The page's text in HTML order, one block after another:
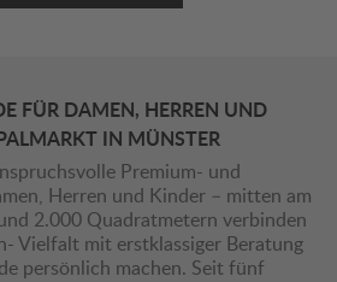
FÜR DAMEN, HERREN UND
IN MÜNSTER
Premium- und
Herren und Kinder – mitten am
2.000 Quadratmetern verbinden
Vielfalt mit erstklassiger Beratung
persönlich machen. Seit fünf